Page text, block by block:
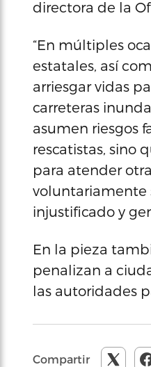
directora de la
“En múltiples
estatales, así
arriesgar vidas
carreteras
asumen riesgos
rescatistas, sino
para atender
voluntariamente
injustificado y
En la pieza
penalizan a
las autoridades
Compartir